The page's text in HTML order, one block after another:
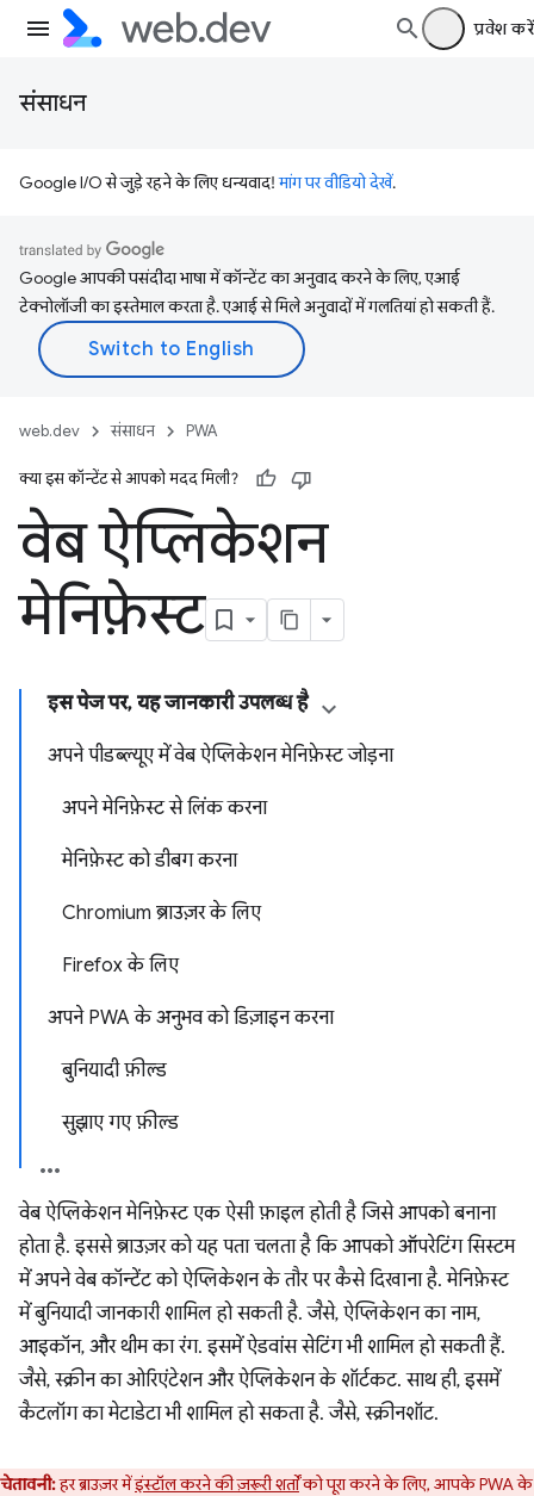
प्रवेश करें
संसाधन
Google I/O से जुड़े रहने के लिए धन्यवाद!मांग पर वीडियो देखें.
Google आपकी पसंदीदा भाषा में कॉन्टेंट का अनुवाद करने के लिए, एआई
टेक्नोलॉजी का इस्तेमाल करता है. एआई से मिले अनुवादों में गलतियां हो सकती हैं.
web.dev संसाधन PWA
क्या इस कॉन्टेंट से आपको मदद मिली?
वेब ऐप्लिकेशन
मेनिफ़ेस्ट
इस पेज पर, यह जानकारी उपलब्ध है
अपने पीडब्ल्यूए में वेब ऐप्लिकेशन मेनिफ़ेस्ट जोड़ना
अपने मेनिफ़ेस्ट से लिंक करना
मेनिफ़ेस्ट को डीबग करना
Chromium ब्राउज़र के लिए
Firefox के लिए
अपने PWA के अनुभव को डिज़ाइन करना
बुनियादी फ़ील्ड
सुझाए गए फ़ील्ड
वेब ऐप्लिकेशन मेनिफ़ेस्ट एक ऐसी फ़ाइल होती है जिसे आपको बनाना
होता है. इससे ब्राउज़र को यह पता चलता है कि आपको ऑपरेटिंग सिस्टम
में अपने वेब कॉन्टेंट को ऐप्लिकेशन के तौर पर कैसे दिखाना है. मेनिफ़ेस्ट
में बुनियादी जानकारी शामिल हो सकती है. जैसे, ऐप्लिकेशन का नाम,
आइकॉन, और थीम का रंग. इसमें ऐडवांस सेटिंग भी शामिल हो सकती हैं.
जैसे, स्क्रीन का ओरिएंटेशन और ऐप्लिकेशन के शॉर्टकट. साथ ही, इसमें
कैटलॉग का मेटाडेटा भी शामिल हो सकता है. जैसे, स्क्रीनशॉट.
चेतावनी:हर ब्राउज़र मेंइंस्टॉल करने की ज़रूरी शर्तोंको पूरा करने के लिए, आपके PWA के